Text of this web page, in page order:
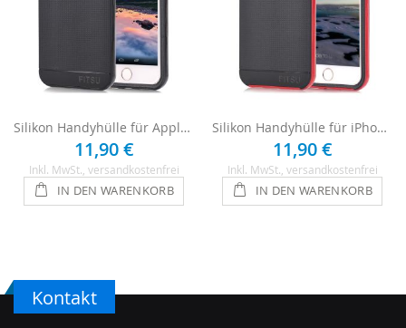
Silikon Handyhülle für Apple iPhone 8 - Schwarz
11,90 €
Inkl. MwSt. , versandkostenfrei
IN DEN WARENKORB
Silikon Handyhülle für iPhone 8 - Schwarz / Rot
11,90 €
Inkl. MwSt. , versandkostenfrei
IN DEN WARENKORB
Kontakt